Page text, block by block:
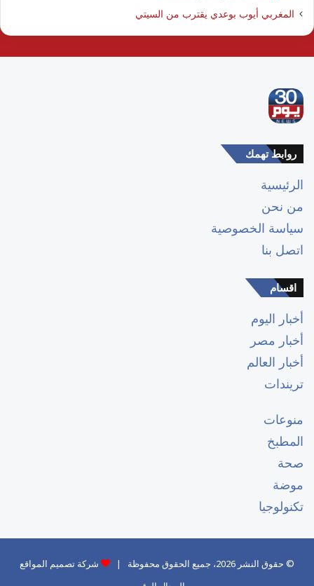
المغربي أيوب بوعدي يقترب من السيتي
روابط تهمك
الرئيسية
من نحن
سياسة الخصوصية
اتصل بنا
اقسام
أخبار اليوم
أخبار مصر
أخبار العالم
تريندات
منوعات
المطبخ
صحة
موضة
تكنولوجيا
© حقوق النشر 2026، جميع الحقوق محفوظة |
شركة تصميم المواقع